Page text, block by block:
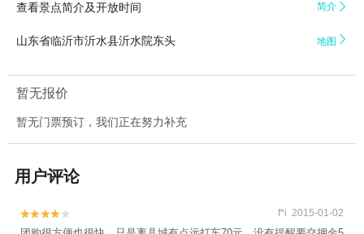
查看景点简介及开放时间 简介 
山东省临沂市沂水县沂水院东头 地图 
暂无报价
暂无门票预订，我们正在努力补充
用户评论

 f*i 2015-01-02